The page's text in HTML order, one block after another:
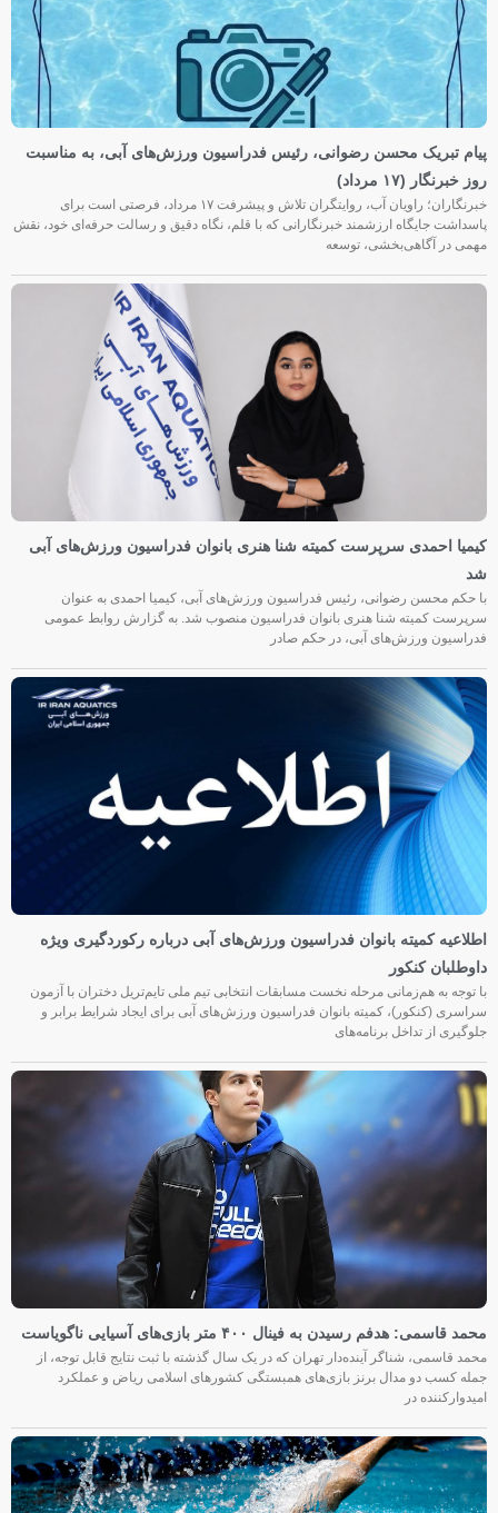
پیام تبریک محسن رضوانی، رئیس فدراسیون ورزش‌های آبی، به مناسبت
روز خبرنگار (۱۷ مرداد)
خبرنگاران؛ راویان آب، روایتگران تلاش و پیشرفت ۱۷ مرداد، فرصتی است برای
پاسداشت جایگاه ارزشمند خبرنگارانی که با قلم، نگاه دقیق و رسالت حرفه‌ای خود، نقش
مهمی در آگاهی‌بخشی، توسعه
کیمیا احمدی سرپرست کمیته شنا هنری بانوان فدراسیون ورزش‌های آبی
شد
با حکم محسن رضوانی، رئیس فدراسیون ورزش‌های آبی، کیمیا احمدی به عنوان
سرپرست کمیته شنا هنری بانوان فدراسیون منصوب شد. به گزارش روابط عمومی
فدراسیون ورزش‌های آبی، در حکم صادر
اطلاعیه کمیته بانوان فدراسیون ورزش‌های آبی درباره رکوردگیری ویژه
داوطلبان کنکور
با توجه به هم‌زمانی مرحله نخست مسابقات انتخابی تیم ملی تایم‌تریل دختران با آزمون
سراسری (کنکور)، کمیته بانوان فدراسیون ورزش‌های آبی برای ایجاد شرایط برابر و
جلوگیری از تداخل برنامه‌های
محمد قاسمی: هدفم رسیدن به فینال ۴۰۰ متر بازی‌های آسیایی ناگویاست
محمد قاسمی، شناگر آینده‌دار تهران که در یک سال گذشته با ثبت نتایج قابل توجه، از
جمله کسب دو مدال برنز بازی‌های همبستگی کشورهای اسلامی ریاض و عملکرد
امیدوارکننده در